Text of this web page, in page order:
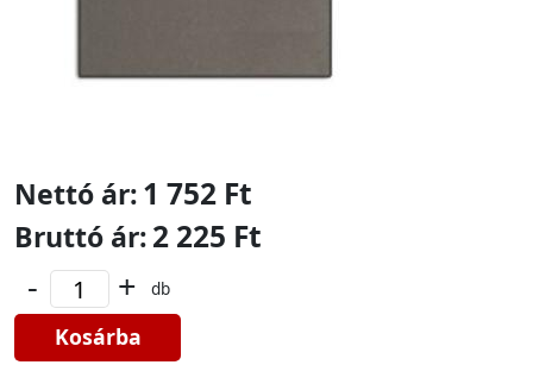
Nettó ár:1 752 Ft
Bruttó ár:2 225 Ft
- + db
Kosárba